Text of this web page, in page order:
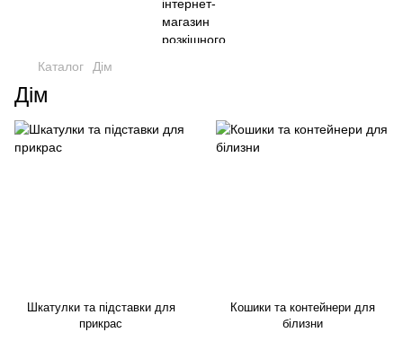
Каталог Дім
Дім
Шкатулки та підставки для
прикрас
Кошики та контейнери для
білизни